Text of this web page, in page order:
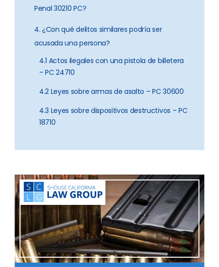
Penal 30210 PC?
4. ¿Con qué delitos similares podría ser
acusada una persona?
4.1 Actos ilegales con una pistola de billetera
– PC 24710
4.2 Leyes sobre armas de asalto – PC 30600
4.3 Leyes sobre dispositivos destructivos – PC
18710